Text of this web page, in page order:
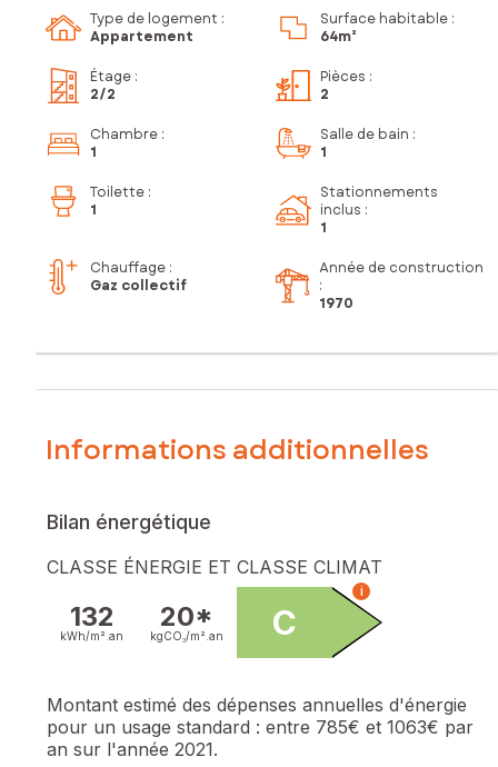
Type de logement :
Appartement
Surface habitable :
64m²
Étage :
2/2
Pièces :
2
Chambre :
1
Salle de bain :
1
Toilette :
1
Stationnements
inclus :
1
Chauffage :
Gaz collectif
Année de construction
:
1970
Informations additionnelles
Bilan énergétique
CLASSE ÉNERGIE ET CLASSE CLIMAT
132
kWh/m². an
20*
kgCO₂/m². an C
i
Montant estimé des dépenses annuelles d'énergie
pour un usage standard : entre 785€ et 1063€ par
an sur l'année 2021.